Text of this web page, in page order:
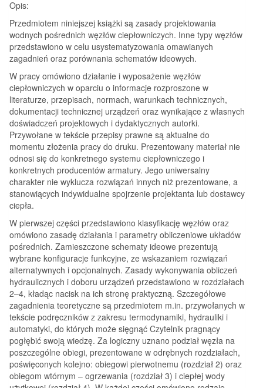
Opis:
Przedmiotem niniejszej książki są zasady projektowania
wodnych pośrednich węzłów ciepłowniczych. Inne typy węzłów
przedstawiono w celu usystematyzowania omawianych
zagadnień oraz porównania schematów ideowych.
W pracy omówiono działanie i wyposażenie węzłów
ciepłowniczych w oparciu o informacje rozproszone w
literaturze, przepisach, normach, warunkach technicznych,
dokumentacji technicznej urządzeń oraz wynikające z własnych
doświadczeń projektowych i dydaktycznych autorki.
Przywołane w tekście przepisy prawne są aktualne do
momentu złożenia pracy do druku. Prezentowany materiał nie
odnosi się do konkretnego systemu ciepłowniczego i
konkretnych producentów armatury. Jego uniwersalny
charakter nie wyklucza rozwiązań innych niż prezentowane, a
stanowiących indywidualne spojrzenie projektanta lub dostawcy
ciepła.
W pierwszej części przedstawiono klasyfikację węzłów oraz
omówiono zasadę działania i parametry obliczeniowe układów
pośrednich. Zamieszczone schematy ideowe prezentują
wybrane konfiguracje funkcyjne, ze wskazaniem rozwiązań
alternatywnych i opcjonalnych. Zasady wykonywania obliczeń
hydraulicznych i doboru urządzeń przedstawiono w rozdziałach
2–4, kładąc nacisk na ich stronę praktyczną. Szczegółowe
zagadnienia teoretyczne są przedmiotem m.in. przywołanych w
tekście podręczników z zakresu termodynamiki, hydrauliki i
automatyki, do których może sięgnąć Czytelnik pragnący
pogłębić swoją wiedzę. Za logiczny uznano podział węzła na
poszczególne obiegi, prezentowane w odrębnych rozdziałach,
poświęconych kolejno: obiegowi pierwotnemu (rozdział 2) oraz
obiegom wtórnym – ogrzewania (rozdział 3) i ciepłej wody